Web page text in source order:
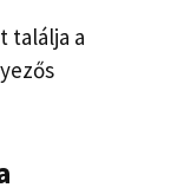
találja a